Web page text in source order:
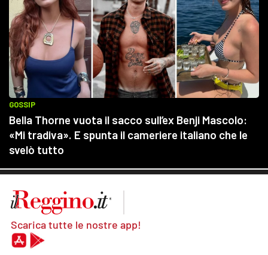
Scarica tutte le nostre app!